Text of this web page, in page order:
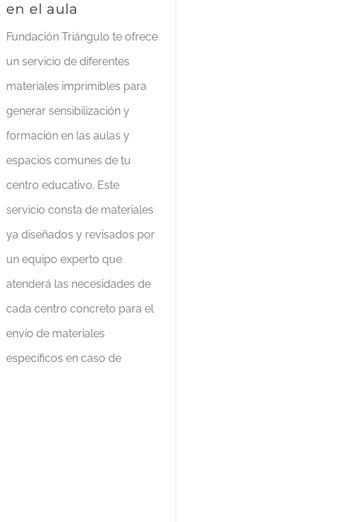
en el aula
Fundación Triángulo te ofrece
un servicio de diferentes
materiales imprimibles para
generar sensibilización y
formación en las aulas y
espacios comunes de tu
centro educativo. Este
servicio consta de materiales
ya diseñados y revisados por
un equipo experto que
atenderá las necesidades de
cada centro concreto para el
envío de materiales
específicos en caso de